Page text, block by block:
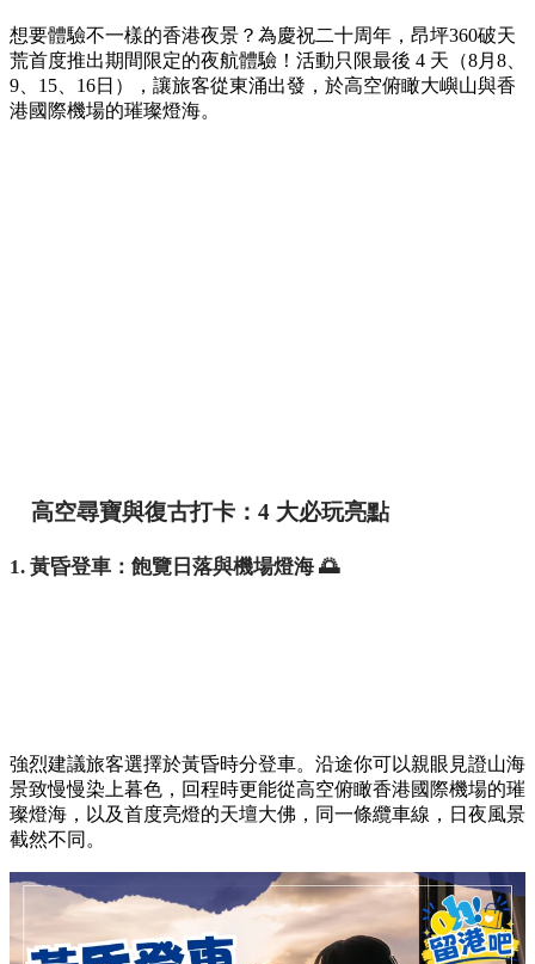
想要體驗不一樣的香港夜景？為慶祝二十周年，昂坪360破天
荒首度推出期間限定的夜航體驗！活動只限最後 4 天（8月8、
9、15、16日），讓旅客從東涌出發，於高空俯瞰大嶼山與香
港國際機場的璀璨燈海。
高空尋寶與復古打卡：4 大必玩亮點
1. 黃昏登車：飽覽日落與機場燈海 🌅
強烈建議旅客選擇於黃昏時分登車。沿途你可以親眼見證山海
景致慢慢染上暮色，回程時更能從高空俯瞰香港國際機場的璀
璨燈海，以及首度亮燈的天壇大佛，同一條纜車線，日夜風景
截然不同。